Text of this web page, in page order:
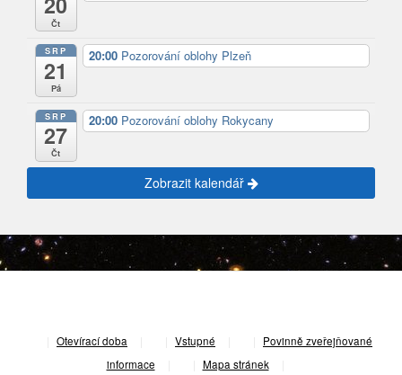
Čt
SRP
21
Pá
20:00 Pozorování oblohy Plzeň
SRP
27
Čt
20:00 Pozorování oblohy Rokycany
Zobrazit kalendář
Otevírací doba Vstupné
Povinně zveřejňované
informace
Mapa stránek